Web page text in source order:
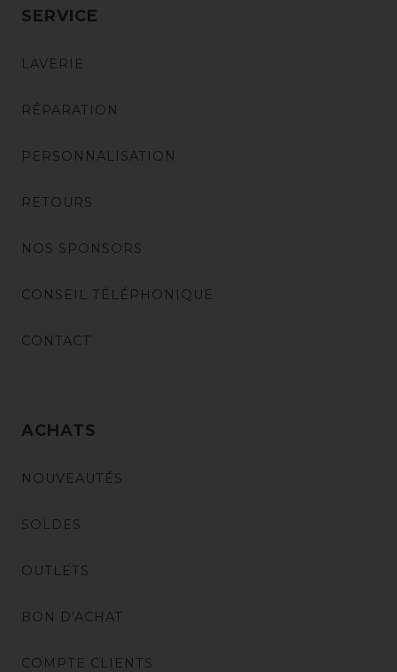
SERVICE
LAVERIE
RÉPARATION
PERSONNALISATION
RETOURS
NOS SPONSORS
CONSEIL TÉLÉPHONIQUE
CONTACT
ACHATS
NOUVEAUTÉS
SOLDES
OUTLETS
BON D'ACHAT
COMPTE CLIENTS